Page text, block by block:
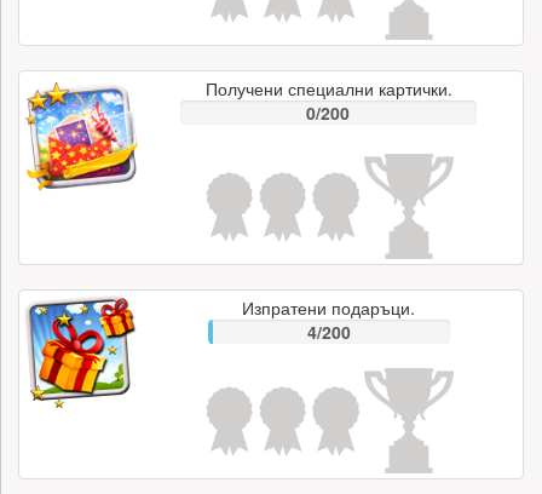
Получени специални картички.
0/200
Изпратени подаръци.
4/200